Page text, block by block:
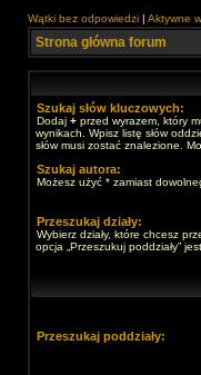
Wątki bez odpowiedzi | Aktywne
Strona główna forum
Szukaj słów kluczowych:
Dodaj + przed wyrazem, który
wynikach. Wpisz listę słów
słów musi zostać znalezione.
Szukaj autora:
Możesz użyć * zamiast
Przeszukaj działy:
Wybierz działy, które chcesz
opcja „Przeszukuj poddziały”
Przeszukaj poddziały: